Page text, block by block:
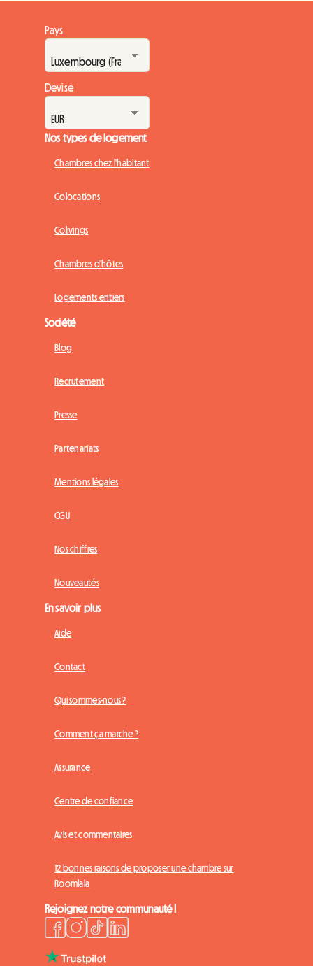
Pays
Devise
Nos types de logement
Chambres chez l'habitant
Colocations
Colivings
Chambres d'hôtes
Logements entiers
Société
Blog
Recrutement
Presse
Partenariats
Mentions légales
CGU
Nos chiffres
Nouveautés
En savoir plus
Aide
Contact
Qui sommes-nous ?
Comment ça marche ?
Assurance
Centre de confiance
Avis et commentaires
12 bonnes raisons de proposer une chambre sur
Roomlala
Rejoignez notre communauté !